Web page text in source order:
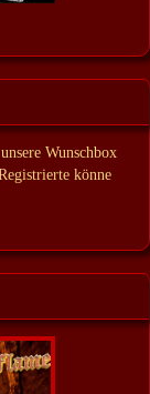
Wunschbox
könne